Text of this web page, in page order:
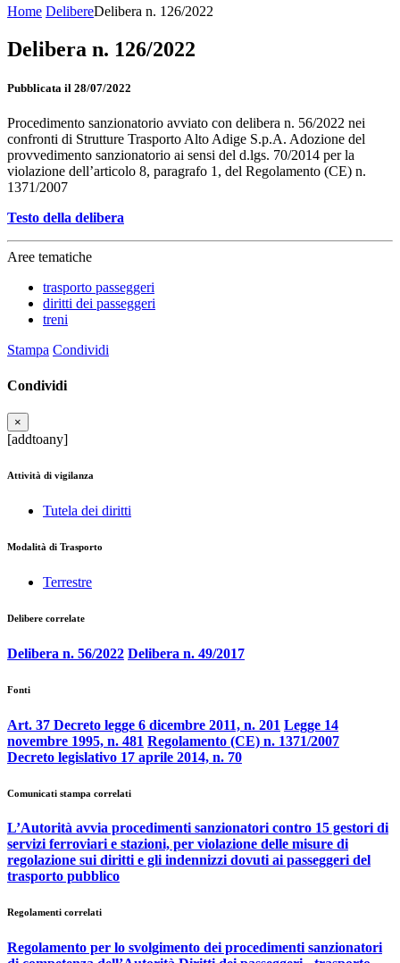
Home DelibereDelibera n. 126/2022
Delibera n. 126/2022
Pubblicata il 28/07/2022
Procedimento sanzionatorio avviato con delibera n. 56/2022 nei
confronti di Strutture Trasporto Alto Adige S.p.A. Adozione del
provvedimento sanzionatorio ai sensi del d.lgs. 70/2014 per la
violazione dell’articolo 8, paragrafo 1, del Regolamento (CE) n.
1371/2007
Testo della delibera
Aree tematiche
trasporto passeggeri
diritti dei passeggeri
treni
Stampa Condividi
Condividi
×
[addtoany]
Attività di vigilanza
Tutela dei diritti
Modalità di Trasporto
Terrestre
Delibere correlate
Delibera n. 56/2022 Delibera n. 49/2017
Fonti
Art. 37 Decreto legge 6 dicembre 2011, n. 201 Legge 14
novembre 1995, n. 481 Regolamento (CE) n. 1371/2007
Decreto legislativo 17 aprile 2014, n. 70
Comunicati stampa correlati
L’Autorità avvia procedimenti sanzionatori contro 15 gestori di
servizi ferroviari e stazioni, per violazione delle misure di
regolazione sui diritti e gli indennizzi dovuti ai passeggeri del
trasporto pubblico
Regolamenti correlati
Regolamento per lo svolgimento dei procedimenti sanzionatori